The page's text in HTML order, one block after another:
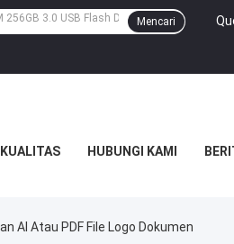
Mencari
HUBUNGI KAMI
AI Atau PDF File Logo Dokumen